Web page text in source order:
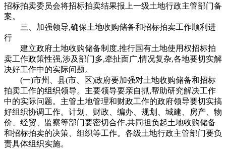
招标拍卖委员会将招标拍卖结果报上一级土地行政主管部门备
案。
三、加强领导,确保土地收购储备和招标拍卖工作顺利进
行
建立政府土地收购储备制度,推行国有土地使用权招标拍
卖工作政策性强,涉及部门多,牵扯面广,情况复杂,各地要切实解
决好工作中的实际问题。
(一)市州、县(市、区)政府要加强对土地收购储备和招标
拍卖工作的组织领导。主要领导要亲自抓,帮助研究解决工作
中的实际问题。主管土地管理和财政工作的政府领导要切实搞
好组织协调工作。计划、财政、编办、规划、城建、房产、物
价、经贸、监察等部门要密切合作,共同担负起土地收购储备
和招标拍卖的决策、组织等工作。各级土地行政主管部门要负
责具体组织实施。